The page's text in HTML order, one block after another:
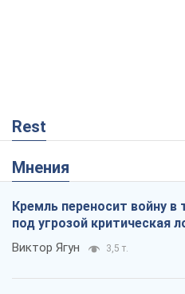
Rest
Мнения
Кремль переносит войну в
под угрозой критическая
Виктор Ягун 3,5 т.